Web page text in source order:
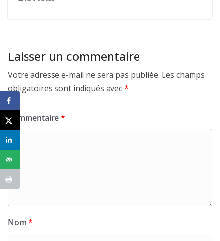
Laisser un commentaire
Votre adresse e-mail ne sera pas publiée. Les champs
obligatoires sont indiqués avec*
Commentaire*
Nom *